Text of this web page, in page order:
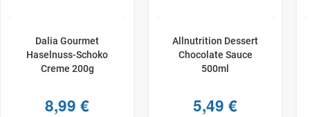
Dalia Gourmet
Haselnuss-​Schoko
Creme 200g
8,99 €
Allnutrition Dessert
Chocolate Sauce
500ml
5,49 €